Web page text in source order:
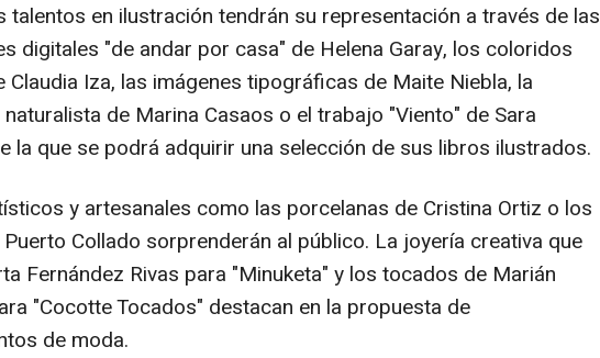
talentos en ilustración tendrán su representación a través de las
digitales "de andar por casa" de Helena Garay, los coloridos
Claudia Iza, las imágenes tipográficas de Maite Niebla, la
de Marina Casaos o el trabajo "Viento" de Sara
la que se podrá adquirir una selección de sus libros ilustrados.
y artesanales como las porcelanas de Cristina Ortiz o los
Collado sorprenderán al público. La joyería creativa que
Fernández Rivas para "Minuketa" y los tocados de Marián
"Cocotte Tocados" destacan en la propuesta de
de moda.